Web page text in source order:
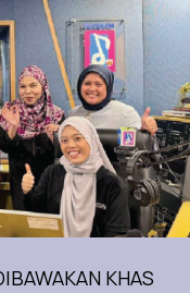
KHAS